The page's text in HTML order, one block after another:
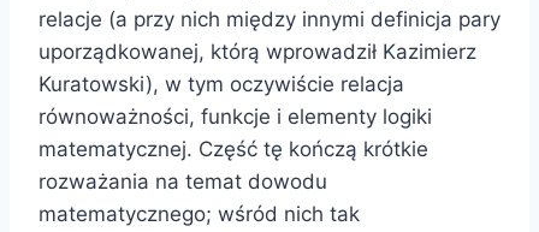
relacje (a przy nich między innymi definicja pary
uporządkowanej, którą wprowadził Kazimierz
Kuratowski), w tym oczywiście relacja
równoważności, funkcje i elementy logiki
matematycznej. Część tę kończą krótkie
rozważania na temat dowodu
matematycznego; wśród nich tak